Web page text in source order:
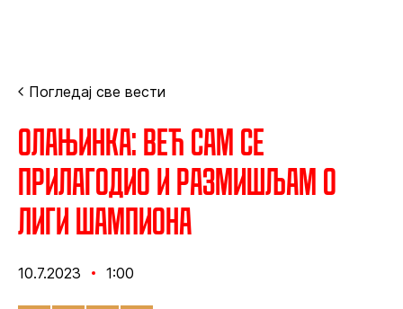
Погледај све вести
Олањинка: Већ сам се
прилагодио и размишљам о
Лиги шампиона
10.7.2023 1:00